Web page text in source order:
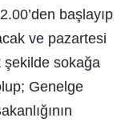
başlayıp
ve pazartesi
şekilde sokağa
Genelge